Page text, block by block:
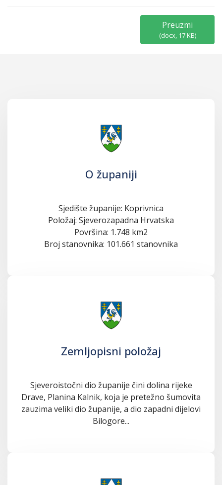
Preuzmi
(docx, 17 KB)
O županiji
Sjedište županije: Koprivnica
Položaj: Sjeverozapadna Hrvatska
Površina: 1.748 km2
Broj stanovnika: 101.661 stanovnika
Zemljopisni položaj
Sjeveroistočni dio županije čini dolina rijeke
Drave, Planina Kalnik, koja je pretežno šumovita
zauzima veliki dio županije, a dio zapadni dijelovi
Bilogore...